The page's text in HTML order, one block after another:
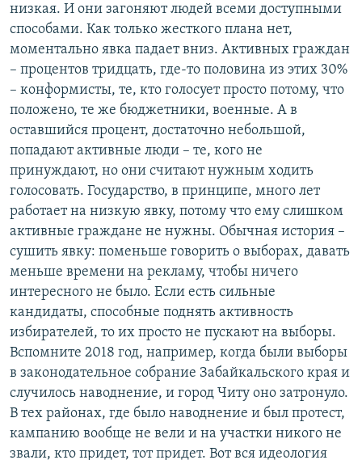
низкая. И они загоняют людей всеми доступными
способами. Как только жесткого плана нет,
моментально явка падает вниз. Активных граждан
– процентов тридцать, где-то половина из этих 30%
– конформисты, те, кто голосует просто потому, что
положено, те же бюджетники, военные. А в
оставшийся процент, достаточно небольшой,
попадают активные люди – те, кого не
принуждают, но они считают нужным ходить
голосовать. Государство, в принципе, много лет
работает на низкую явку, потому что ему слишком
активные граждане не нужны. Обычная история –
сушить явку: поменьше говорить о выборах, давать
меньше времени на рекламу, чтобы ничего
интересного не было. Если есть сильные
кандидаты, способные поднять активность
избирателей, то их просто не пускают на выборы.
Вспомните 2018 год, например, когда были выборы
в законодательное собрание Забайкальского края и
случилось наводнение, и город Читу оно затронуло.
В тех районах, где было наводнение и был протест,
кампанию вообще не вели и на участки никого не
звали, кто придет, тот придет. Вот вся идеология